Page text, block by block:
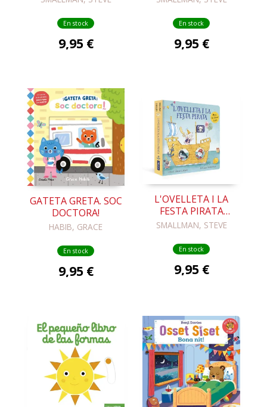
LLIBRE DE CARTRÓ
AMB
En stock
9,95 €
LLIBRE DE CARTRÓ
AMB
En stock
9,95 €
GATETA GRETA. SOC
DOCTORA!
HABIB, GRACE
En stock
9,95 €
L'OVELLETA I LA
FESTA PIRATA
(LLIBRE DE CARTRÓ)
SMALLMAN, STEVE
En stock
9,95 €